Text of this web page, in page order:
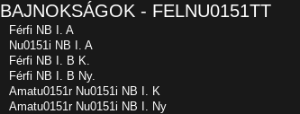
BAJNOKSÁGOK - FELNU0151TT
Férfi NB I. A
Nu0151i NB I. A
Férfi NB I. B K.
Férfi NB I. B Ny.
Amatu0151r Nu0151i NB I. K
Amatu0151r Nu0151i NB I. Ny